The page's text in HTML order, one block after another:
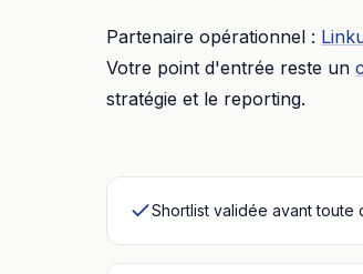
Partenaire opérationnel :
Votre point d'entrée reste un
stratégie et le reporting.
Shortlist validée avant toute